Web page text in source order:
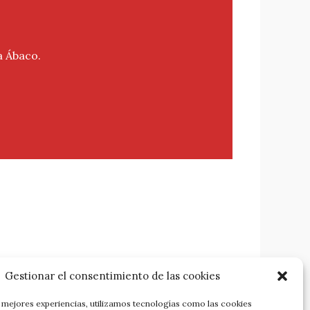
Gestionar el consentimiento de las cookies
experiencias, utilizamos tecnologías como las cookies
Ábaco.